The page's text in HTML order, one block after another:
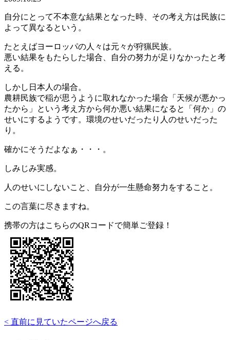
自分にとって不本意な結果となった時、その考え方は民族に
よって異なるという。
たとえばヨーロッパの人々は元々が狩猟民族。
悪い結果をもたらした場合、自分の努力が足りなかったと考
える。
しかし日本人の場合。
農耕民族で稲が思うように取れなかった場合「天候が悪かっ
たから」という考え方から何か悪い結果になると「何か」の
せいにするようです。環境のせいだったり人のせいだった
り。
確かにそうだよなぁ・・・。
しみじみ実感。
人のせいにしないこと、自分が一生懸命努力をすること。
この言葉に尽きますね。
携帯の方はこちらのQRコードで簡単ご登録！
< 直前に見ていたページへ戻る